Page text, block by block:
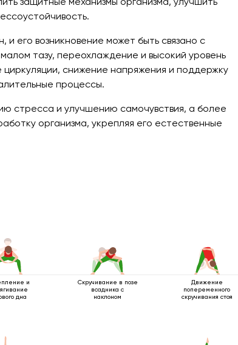
его возникновение может быть связано с
тазу, переохлаждение и высокий уровень
снижение напряжения и поддержку
процессы.
стресса и улучшению самочувствия, а более
организма, укрепляя его естественные
и
дна
Скручивание в позе
всадника с
наклоном
Движение
попеременного
скручивания стоя